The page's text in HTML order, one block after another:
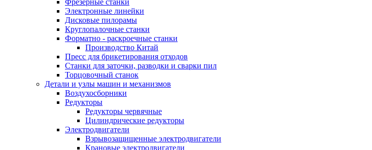
Фрезерные станки
Электронные линейки
Дисковые пилорамы
Круглопалочные станки
Форматно - раскроечные станки
Производство Китай
Пресс для брикетирования отходов
Станки для заточки, разводки и сварки пил
Торцовочный станок
Детали и узлы машин и механизмов
Воздухосборники
Редукторы
Редукторы червячные
Цилиндрические редукторы
Электродвигатели
Взрывозащищенные электродвигатели
Крановые электродвигатели